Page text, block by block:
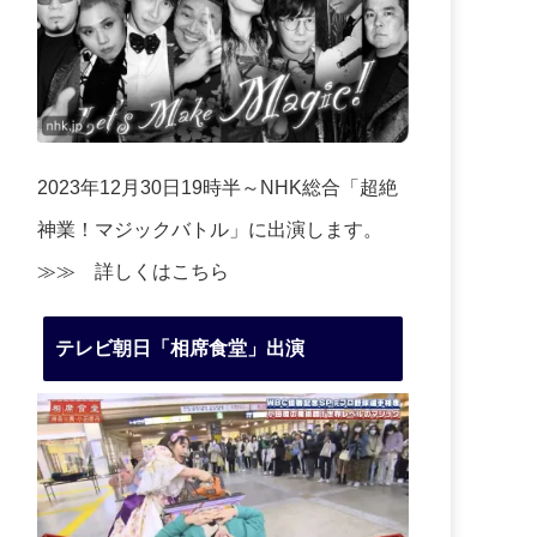
2023年12月30日19時半～NHK総合「超絶
神業！マジックバトル」に出演します。
≫≫ 詳しくはこちら
テレビ朝日「相席食堂」出演